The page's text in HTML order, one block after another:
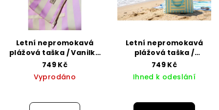
Letní nepromokavá
plážová taška / Vanilka
- cukrová vata
749 Kč
Vyprodáno
Letní nepromokavá
plážová taška /
pastelová žlutá -
mentolová
749 Kč
Ihned k odeslání